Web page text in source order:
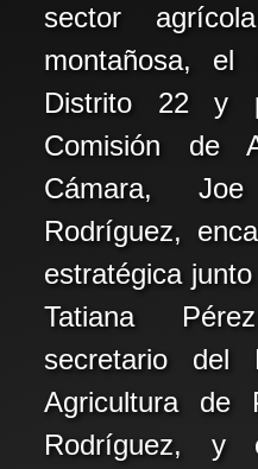
sector
montañosa, el
Distrito 22 y
Comisión de
Cámara,
Rodríguez,
estratégica
Tatiana
secretario del
Agricultura de
Rodríguez,